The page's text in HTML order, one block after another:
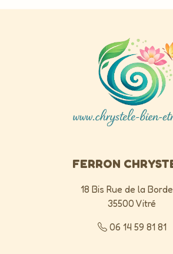
FERRON
18 Bis Rue de la
35500 Vitré
06 14 59 81 81